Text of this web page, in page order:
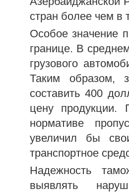
стран более чем в
Особое значение
границе. В
грузового
Таким образом,
составить 400
цену продукции.
нормативе
увеличил бы
транспортное
Надежность
выявлять